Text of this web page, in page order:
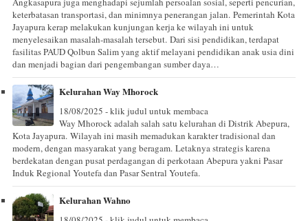
keterbatasan transportasi, dan minimnya penerangan jalan. Pemerintah Kota
Jayapura kerap melakukan kunjungan kerja ke wilayah ini untuk
menyelesaikan masalah-masalah tersebut. Dari sisi pendidikan, terdapat
fasilitas PAUD Qolbun Salim yang aktif melayani pendidikan anak usia dini
dan menjadi bagian dari pengembangan sumber daya…
Kelurahan Way Mhorock
18/08/2025 - klik judul untuk membaca
Way Mhorock adalah salah satu kelurahan di Distrik Abepura,
Kota Jayapura. Wilayah ini masih memadukan karakter tradisional dan
modern, dengan masyarakat yang beragam. Letaknya strategis karena
berdekatan dengan pusat perdagangan di perkotaan Abepura yakni Pasar
Induk Regional Youtefa dan Pasar Sentral Youtefa.
Kelurahan Wahno